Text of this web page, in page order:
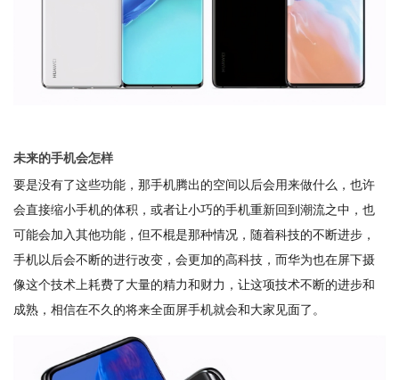
未来的手机会怎样
要是没有了这些功能，那手机腾出的空间以后会用来做什么，也许
会直接缩小手机的体积，或者让小巧的手机重新回到潮流之中，也
可能会加入其他功能，但不棍是那种情况，随着科技的不断进步，
手机以后会不断的进行改变，会更加的高科技，而华为也在屏下摄
像这个技术上耗费了大量的精力和财力，让这项技术不断的进步和
成熟，相信在不久的将来全面屏手机就会和大家见面了。